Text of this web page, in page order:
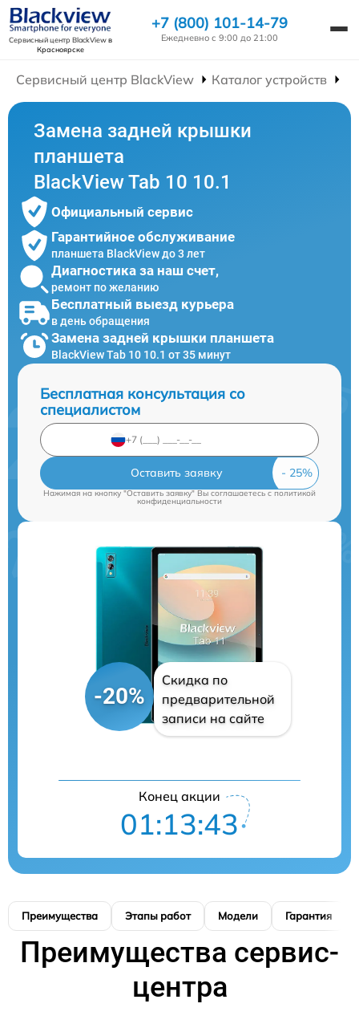
Сервисный центр BlackViewв
Красноярске
+7 (800) 101-14-79
Ежедневно с 9:00 до 21:00
Сервисный центр BlackView Каталог устройств
Замена задней крышки
планшета
BlackView Tab 10 10.1
Официальный сервис
Гарантийное обслуживание
планшета BlackView до 3 лет
Диагностика за наш счет,
ремонт по желанию
Бесплатный выезд курьера
в день обращения
Замена задней крышки планшета
BlackView Tab 10 10.1 от 35 минут
Бесплатная консультация со
специалистом
Оставить заявку
Нажимая на кнопку "Оставить заявку" Вы соглашаетесь cполитикой
конфиденциальности
-20%
Скидка по
предварительной
записи на сайте
Конец акции
01:13:42
Преимущества Этапы работ Модели Гарантия
Преимущества сервис-
центра